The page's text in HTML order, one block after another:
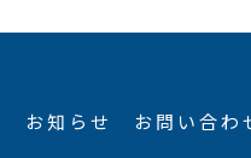
お知らせ お問い合わ